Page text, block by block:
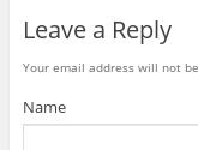
Leave a Reply
Your email address will not
Name